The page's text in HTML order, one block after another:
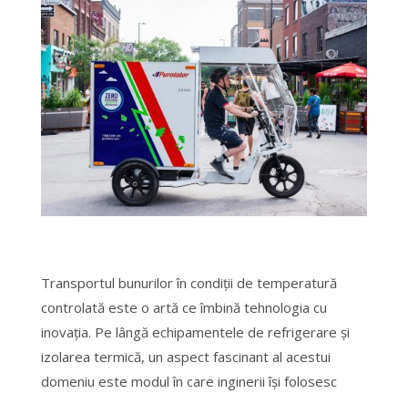
Transportul bunurilor în condiții de temperatură
controlată este o artă ce îmbină tehnologia cu
inovația. Pe lângă echipamentele de refrigerare și
izolarea termică, un aspect fascinant al acestui
domeniu este modul în care inginerii își folosesc